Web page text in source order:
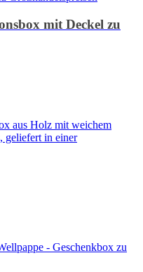
mit Deckel zu
aus Holz mit weichem
geliefert in einer